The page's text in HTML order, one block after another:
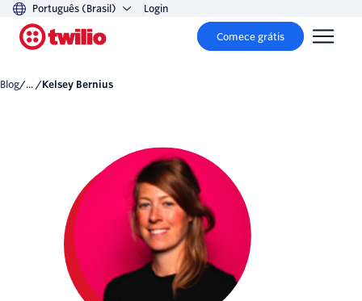
Português (Brasil) Login
Comece grátis
Blog/... / Kelsey Bernius